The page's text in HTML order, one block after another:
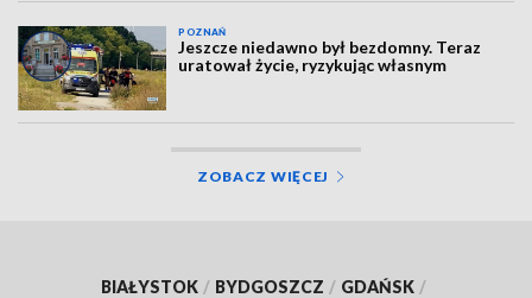
POZNAŃ
Jeszcze niedawno był bezdomny. Teraz
uratował życie, ryzykując własnym
ZOBACZ WIĘCEJ
BIAŁYSTOK / BYDGOSZCZ / GDAŃSK /